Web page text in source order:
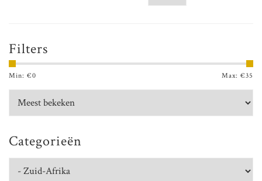
Filters
Min: €0 Max: €35
Categorieën